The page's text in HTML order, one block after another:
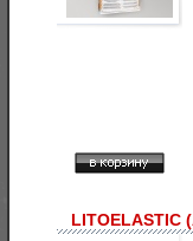
LITOELASTIC